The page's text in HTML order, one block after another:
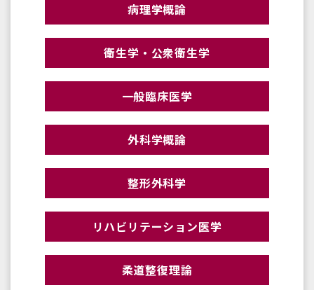
病理学概論
衛生学・公衆衛生学
一般臨床医学
外科学概論
整形外科学
リハビリテーション医学
柔道整復理論